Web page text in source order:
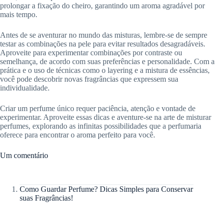
prolongar a fixação do cheiro, garantindo um aroma agradável por
mais tempo.
Antes de se aventurar no mundo das misturas, lembre-se de sempre
testar as combinações na pele para evitar resultados desagradáveis.
Aproveite para experimentar combinações por contraste ou
semelhança, de acordo com suas preferências e personalidade. Com a
prática e o uso de técnicas como o layering e a mistura de essências,
você pode descobrir novas fragrâncias que expressem sua
individualidade.
Criar um perfume único requer paciência, atenção e vontade de
experimentar. Aproveite essas dicas e aventure-se na arte de misturar
perfumes, explorando as infinitas possibilidades que a perfumaria
oferece para encontrar o aroma perfeito para você.
Um comentário
Como Guardar Perfume? Dicas Simples para Conservar
suas Fragrâncias!